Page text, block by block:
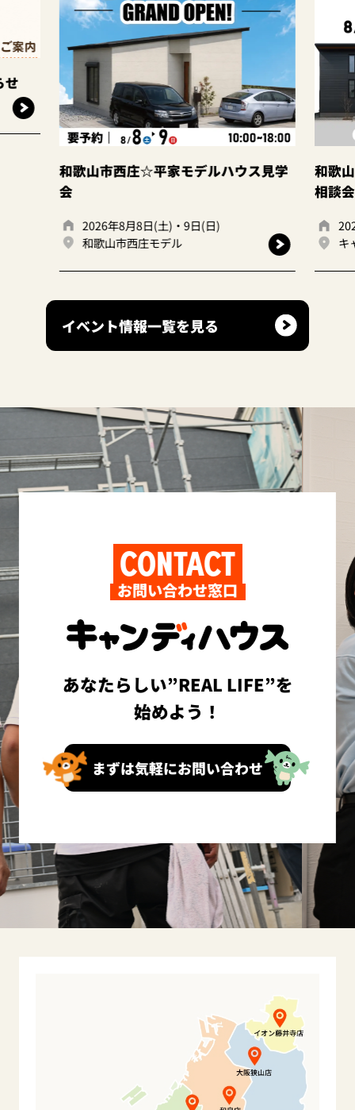
西庄☆平家モデルハウス見学
年8月8日(土)・9日(日)
山市西庄モデル
和歌山岩出店 ☆建て
2026年8月8日(土)・9
キャンディハウス岩出
イベント情報一覧を見る
CONTACT
お問い合わせ窓口
あなたらしい”REAL LIFE”を
始めよう！
まずは気軽にお問い合わせ